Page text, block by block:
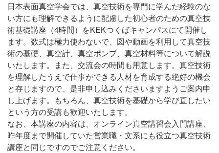
日本表面真空学会では、真空技術を専門に学んだ経験のな
い方にも理解できるように配慮した初心者のための真空技
術基礎講座（4時間）をKEKつくばキャンパスにて開催し
ます。数式は極力使わないで、図や動画を利用して真空技
術の基礎、真空計、真空ポンプ、真空材料等について解説
いたします。また、交流会の時間も用意します。真空技術
を理解したうえで仕事ができる人材を育成する絶好の機会
と存じますので、是非申し込みくださいますようご案内申
し上げます。もちろん、真空技術を基礎から学び直したい
という方の受講も歓迎いたします。
なお、本講座の内容は、オンライン真空講習会入門講座、
昨年度まで開催していた営業職・文系にも役立つ真空技術
講座と同じですのでご注意ください。